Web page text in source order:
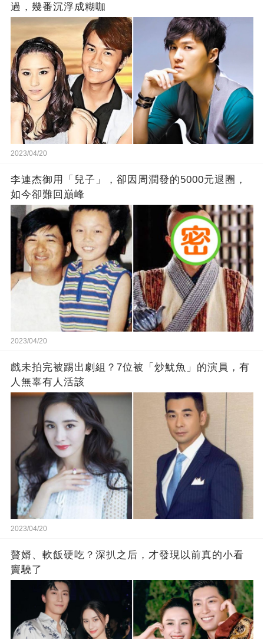
過，幾番沉浮成糊咖
2023/04/20
李連杰御用「兒子」，卻因周潤發的5000元退圈，
如今卻難回巔峰
2023/04/20
戲未拍完被踢出劇組？7位被「炒魷魚」的演員，有
人無辜有人活該
2023/04/20
贅婿、軟飯硬吃？深扒之后，才發現以前真的小看
竇驍了